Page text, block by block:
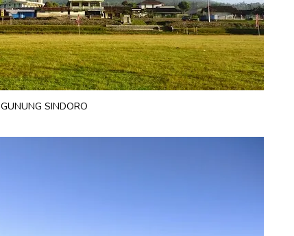
GUNUNG SINDORO